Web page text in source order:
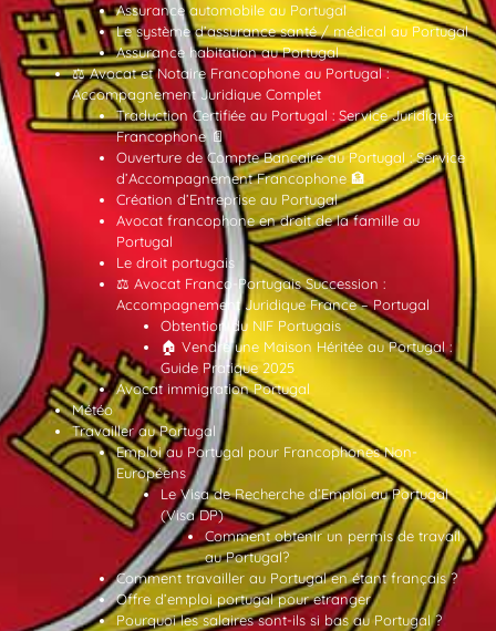
Assurance automobile au Portugal
Le système d’assurance santé / médical au Portugal
Assurance habitation au Portugal
⚖️ Avocat et Notaire Francophone au Portugal :
Accompagnement Juridique Complet
Traduction Certifiée au Portugal : Service Juridique
Francophone 📄
Ouverture de Compte Bancaire au Portugal : Service
d’Accompagnement Francophone 🏦
Création d’Entreprise au Portugal
Avocat francophone en droit de la famille au
Portugal
Le droit portugais
⚖️ Avocat Franco-Portugais Succession :
Accompagnement Juridique France – Portugal
Obtention du NIF Portugais
🏠 Vendre une Maison Héritée au Portugal :
Guide Pratique 2025
Avocat immigration Portugal
Météo
Travailler au Portugal
Emploi au Portugal pour Francophones Non-
Européens
Le Visa de Recherche d’Emploi au Portugal
(Visa DP)
Comment obtenir un permis de travail
au Portugal?
Comment travailler au Portugal en étant français ?
Offre d’emploi portugal pour etranger
Pourquoi les salaires sont-ils si bas au Portugal ?